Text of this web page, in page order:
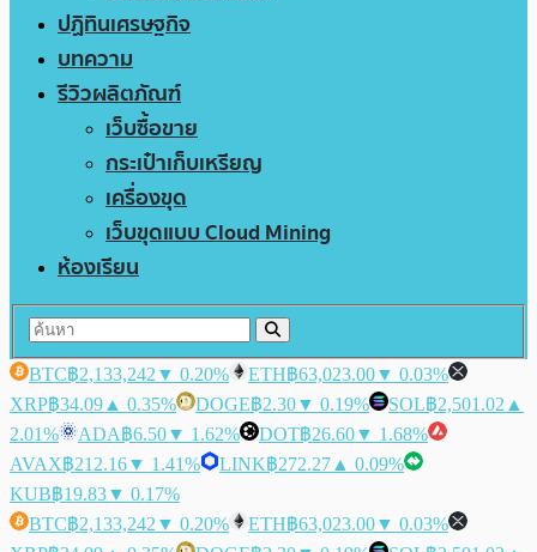
ปฏิทินเศรษฐกิจ
บทความ
รีวิวผลิตภัณฑ์
เว็บซื้อขาย
กระเป๋าเก็บเหรียญ
เครื่องขุด
เว็บขุดแบบ Cloud Mining
ห้องเรียน
BTC฿2,133,242 ▼ 0.20% ETH฿63,023.00▼ 0.03%
XRP฿34.09 ▲ 0.35% DOGE฿2.30▼ 0.19% SOL฿2,501.02 ▲
2.01%
ADA฿6.50▼ 1.62% DOT฿26.60▼ 1.68%
AVAX฿212.16▼ 1.41% LINK฿272.27 ▲ 0.09%
KUB฿19.83▼ 0.17%
BTC฿2,133,242 ▼ 0.20% ETH฿63,023.00▼ 0.03%